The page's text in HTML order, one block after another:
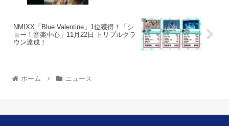
NMIXX「Blue Valentine」1位獲得！「シ
ョー！音楽中心」11月22日 トリプルクラ
ウン達成！
ホーム ニュース